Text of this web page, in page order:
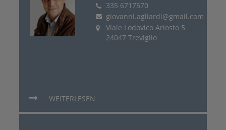
335 6717570
giovanni.agliardi@gmail.com
Viale Lodovico Ariosto 5
24047 Treviglio
WEITERLESEN